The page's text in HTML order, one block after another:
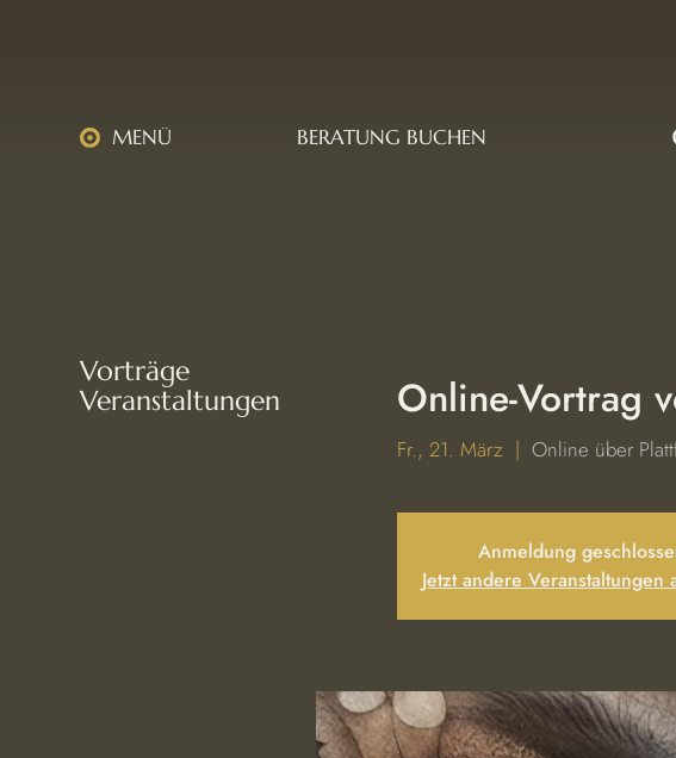
MENÜ BERATUNG BUCHEN
Online-Vortrag
Fr., 21. März
  |
Online über
Anmeldung
Jetzt andere Veranstaltungen
Vorträge
Veranstaltungen